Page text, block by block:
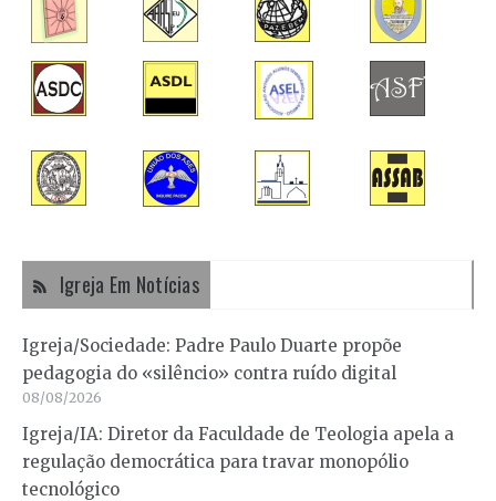
Igreja Em Notícias
Igreja/Sociedade: Padre Paulo Duarte propõe
pedagogia do «silêncio» contra ruído digital
08/08/2026
Igreja/IA: Diretor da Faculdade de Teologia apela a
regulação democrática para travar monopólio
tecnológico